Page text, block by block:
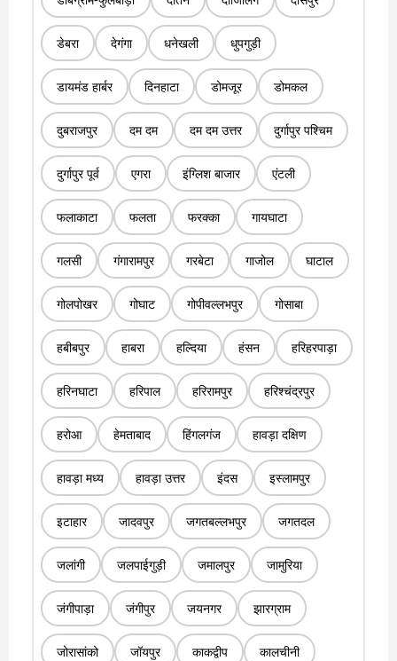
डेबरा देगंगा धनेखली धुपगुड़ी
डायमंड हार्बर दिनहाटा डोमजूर डोमकल
दुबराजपुर दम दम दम दम उत्तर दुर्गापुर पश्चिम
दुर्गापुर पूर्व एगरा इंग्लिश बाजार एंटली
फलाकाटा फलता फरक्का गायघाटा
गलसी गंगारामपुर गरबेटा गाजोल घाटाल
गोलपोखर गोघाट गोपीवल्लभपुर गोसाबा
हबीबपुर हाबरा हल्दिया हंसन हरिहरपाड़ा
हरिनघाटा हरिपाल हरिरामपुर हरिश्चंद्रपुर
हरोआ हेमताबाद हिंगलगंज हावड़ा दक्षिण
हावड़ा मध्य हावड़ा उत्तर इंदस इस्लामपुर
इटाहार जादवपुर जगतबल्लभपुर जगतदल
जलांगी जलपाईगुड़ी जमालपुर जामुरिया
जंगीपाड़ा जंगीपुर जयनगर झारग्राम
जोरासांको जॉयपुर काकद्वीप कालचीनी